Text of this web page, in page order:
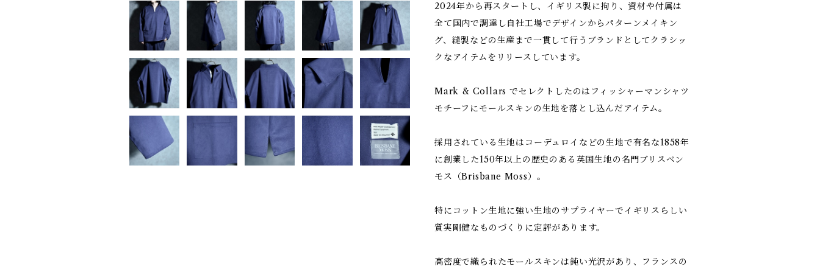
2024年から再スタートし、イギリス製に拘り、資材や付属は
全て国内で調達し自社工場でデザインからパターンメイキン
グ、縫製などの生産まで一貫して行うブランドとしてクラシッ
クなアイテムをリリースしています。
Mark & Collars でセレクトしたのはフィッシャーマンシャツ
モチーフにモールスキンの生地を落とし込んだアイテム。
採用されている生地はコーデュロイなどの生地で有名な1858年
に創業した150年以上の歴史のある英国生地の名門ブリスベン
モス（Brisbane Moss）。
特にコットン生地に強い生地のサプライヤーでイギリスらしい
質実剛健なものづくりに定評があります。
高密度で織られたモールスキンは鈍い光沢があり、フランスの